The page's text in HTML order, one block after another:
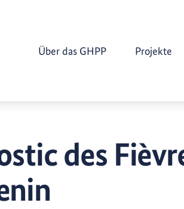
Über das GHPP Projekte
des